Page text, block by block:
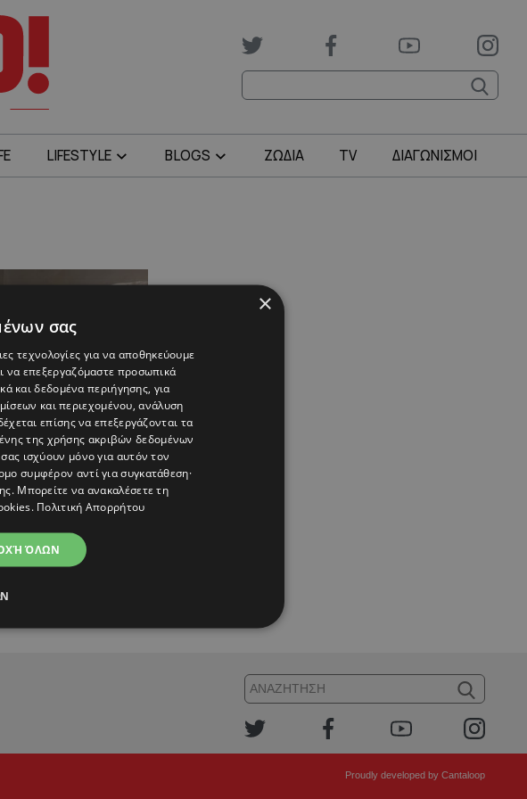
LIFESTYLE BLOGS ΖΩΔΙΑ TV ΔΙΑΓΩΝΙΣΜΟΙ
τρεις
ότι τα fashion
Proudly developed by Cantaloop
×
σας
τεχνολογίες για να αποθηκεύουμε
να επεξεργαζόμαστε προσωπικά
και δεδομένα περιήγησης, για
και περιεχομένου, ανάλυση
επίσης να επεξεργάζονται τα
της χρήσης ακριβών δεδομένων
ισχύουν μόνο για αυτόν τον
συμφέρον αντί για συγκατάθεση·
. Μπορείτε να ανακαλέσετε τη
. Πολιτική Απορρήτου
ΌΛΩΝ